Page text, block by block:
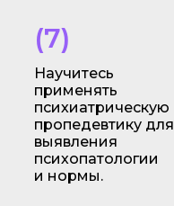
Научитесь
применять
психиатрическую
пропедевтику для
выявления
психопатологии
и нормы.
(7)